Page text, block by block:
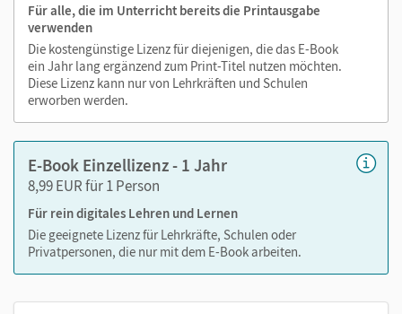
Zoomen
Für alle, die im Unterricht bereits die Printausgabe
verwenden
Die kostengünstige Lizenz für diejenigen, die das E-Book
ein Jahr lang ergänzend zum Print-Titel nutzen möchten.
Diese Lizenz kann nur von Lehrkräften und Schulen
erworben werden.
E-Book Einzellizenz - 1 Jahr
8,99 EUR für 1 Person
Für rein digitales Lehren und Lernen
Die geeignete Lizenz für Lehrkräfte, Schulen oder
Privatpersonen, die nur mit dem E-Book arbeiten.